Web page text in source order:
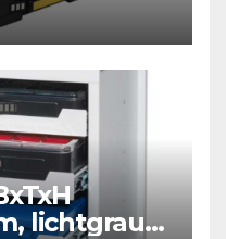
lichtgrau